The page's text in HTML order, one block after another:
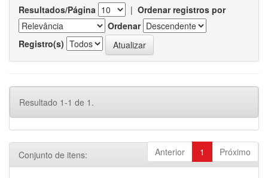
Resultados/Página | Ordenar registros por
Ordenar
Registro(s)
Resultado 1-1 de 1.
Anterior 1 Próximo
Conjunto de itens: